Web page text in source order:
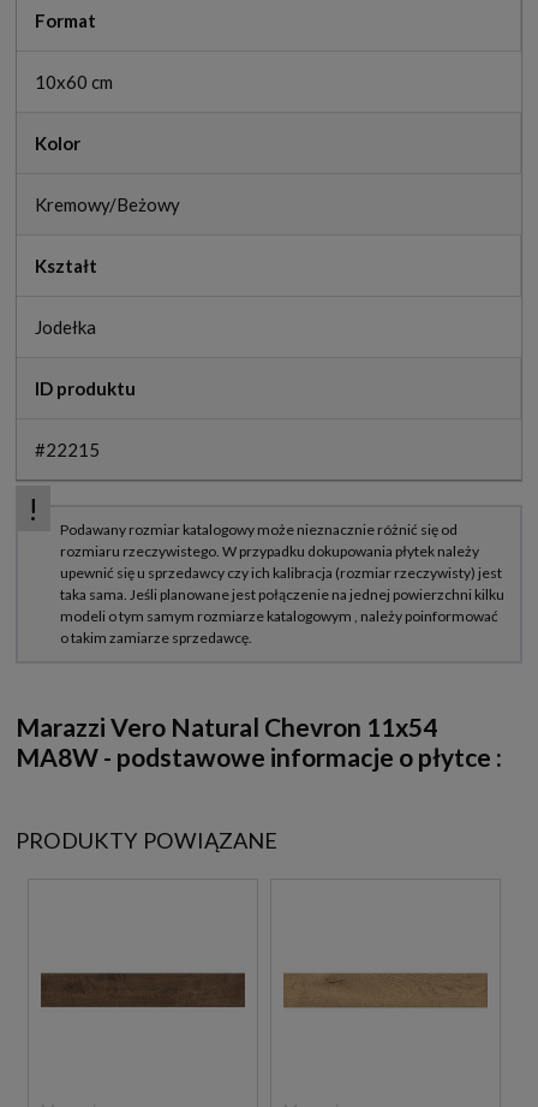
Format
10x60 cm
Kolor
Kremowy/Beżowy
Kształt
Jodełka
ID produktu
#22215
Marazzi Vero Natural Chevron 11x54
MA8W - podstawowe informacje o płytce :
PRODUKTY POWIĄZANE